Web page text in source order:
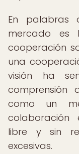
En palabras
mercado es
cooperación
una
visión ha
comprensión
como un
colaboración
libre y sin
excesivas.